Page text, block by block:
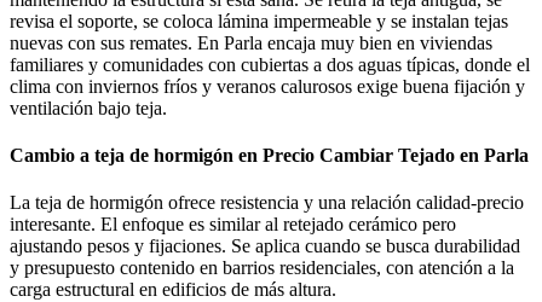
revisa el soporte, se coloca lámina impermeable y se instalan tejas
nuevas con sus remates. En Parla encaja muy bien en viviendas
familiares y comunidades con cubiertas a dos aguas típicas, donde el
clima con inviernos fríos y veranos calurosos exige buena fijación y
ventilación bajo teja.
Cambio a teja de hormigón en Precio Cambiar Tejado en Parla
La teja de hormigón ofrece resistencia y una relación calidad-precio
interesante. El enfoque es similar al retejado cerámico pero
ajustando pesos y fijaciones. Se aplica cuando se busca durabilidad
y presupuesto contenido en barrios residenciales, con atención a la
carga estructural en edificios de más altura.